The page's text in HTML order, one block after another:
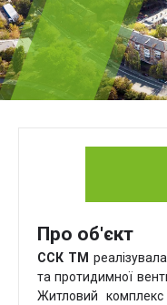
Про об'єкт
ССК ТМ
та протидимної
Житловий